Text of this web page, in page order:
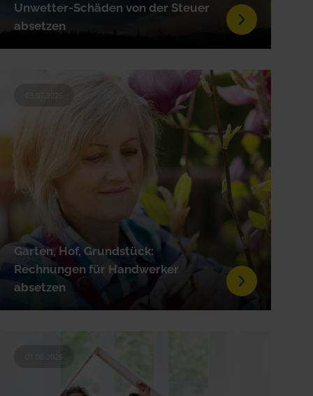
Unwetter-Schäden von der Steuer
absetzen
Garten, Hof, Grundstück:
Rechnungen für Handwerker
absetzen